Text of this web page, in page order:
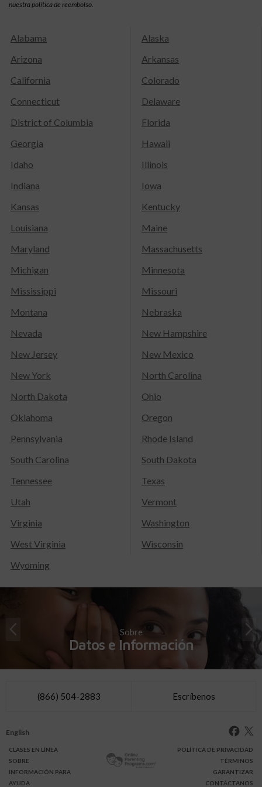
nuestra política de reembolso.
Alabama
Alaska
Arizona
Arkansas
California
Colorado
Connecticut
Delaware
District of Columbia
Florida
Georgia
Hawaii
Idaho
Illinois
Indiana
Iowa
Kansas
Kentucky
Louisiana
Maine
Maryland
Massachusetts
Michigan
Minnesota
Mississippi
Missouri
Montana
Nebraska
Nevada
New Hampshire
New Jersey
New Mexico
New York
North Carolina
North Dakota
Ohio
Oklahoma
Oregon
Pennsylvania
Rhode Island
South Carolina
South Dakota
Tennessee
Texas
Utah
Vermont
Virginia
Washington
West Virginia
Wisconsin
Wyoming
Sobre
Datos e Información
(866) 504-2883 Escríbenos
English
CLASES EN LÍNEA
SOBRE
INFORMACIÓN PARA
AYUDA
POLÍTICA DE PRIVACIDAD
TÉRMINOS
GARANTIZAR
CONTÁCTANOS